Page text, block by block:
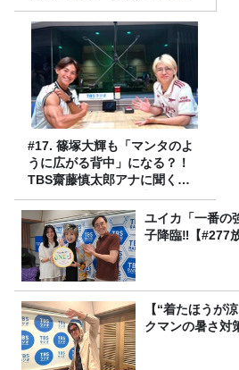
ジオ番組審議会からのご報告
＞
#17. 篠塚大輝も「マンタのよ
うに広がる背中」になる？！
TBS齋藤慎太郎アナに聞くメ
ンズフィジークの魅力！！
ユイカ「一番の
子降臨‼【#277
【“着たほうが
クマンの暑さ対